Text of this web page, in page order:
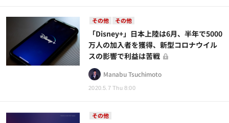
その他 その他
2020.5.7 Thu 8:00
「Disney+」日本上陸は6月、半年で5000
万人の加入者を獲得、新型コロナウイル
スの影響で利益は苦戦
Manabu Tsuchimoto
その他